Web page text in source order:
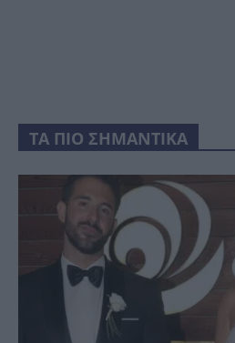
ΤΑ ΠΙΟ ΣΗΜΑΝΤΙΚΑ